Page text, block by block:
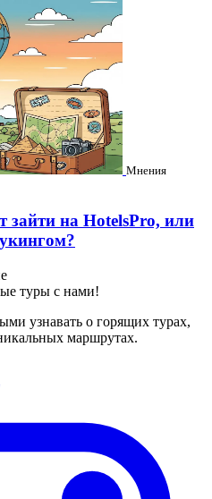
Мнения
зайти на HotelsPro, или
туры с нами!
узнавать о горящих турах,
маршрутах.